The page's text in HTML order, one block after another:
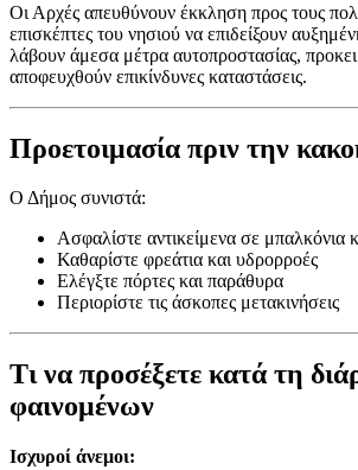
Οι Αρχές απευθύνουν έκκληση προς τους
επισκέπτες του νησιού να επιδείξουν
λάβουν άμεσα μέτρα αυτοπροστασίας,
αποφευχθούν επικίνδυνες καταστάσεις.
Προετοιμασία πριν την
Ο Δήμος συνιστά:
Ασφαλίστε αντικείμενα σε μπαλκόνια
Καθαρίστε φρεάτια και υδρορροές
Ελέγξτε πόρτες και παράθυρα
Περιορίστε τις άσκοπες μετακινήσεις
Τι να προσέξετε κατά τη
φαινομένων
Ισχυροί άνεμοι: